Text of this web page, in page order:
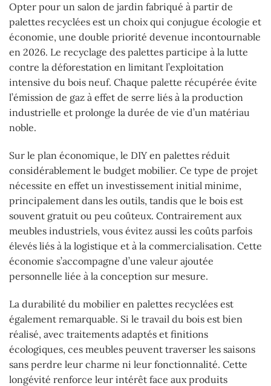
Opter pour un salon de jardin fabriqué à partir de
palettes recyclées est un choix qui conjugue écologie et
économie, une double priorité devenue incontournable
en 2026. Le recyclage des palettes participe à la lutte
contre la déforestation en limitant l’exploitation
intensive du bois neuf. Chaque palette récupérée évite
l’émission de gaz à effet de serre liés à la production
industrielle et prolonge la durée de vie d’un matériau
noble.
Sur le plan économique, le DIY en palettes réduit
considérablement le budget mobilier. Ce type de projet
nécessite en effet un investissement initial minime,
principalement dans les outils, tandis que le bois est
souvent gratuit ou peu coûteux. Contrairement aux
meubles industriels, vous évitez aussi les coûts parfois
élevés liés à la logistique et à la commercialisation. Cette
économie s’accompagne d’une valeur ajoutée
personnelle liée à la conception sur mesure.
La durabilité du mobilier en palettes recyclées est
également remarquable. Si le travail du bois est bien
réalisé, avec traitements adaptés et finitions
écologiques, ces meubles peuvent traverser les saisons
sans perdre leur charme ni leur fonctionnalité. Cette
longévité renforce leur intérêt face aux produits